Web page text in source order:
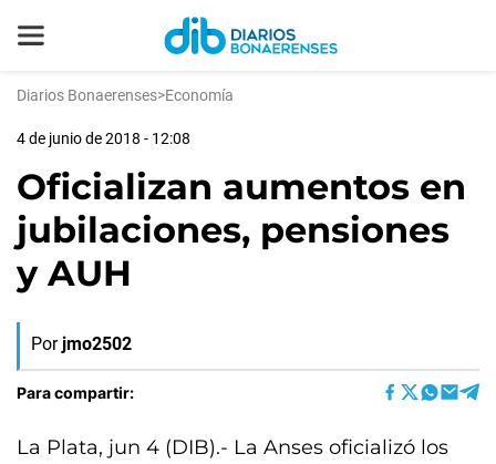
Diarios Bonaerenses>Economía
4 de junio de 2018 - 12:08
Oficializan aumentos en
jubilaciones, pensiones
y AUH
Por jmo2502
Para compartir:
La Plata, jun 4 (DIB).- La Anses oficializó los